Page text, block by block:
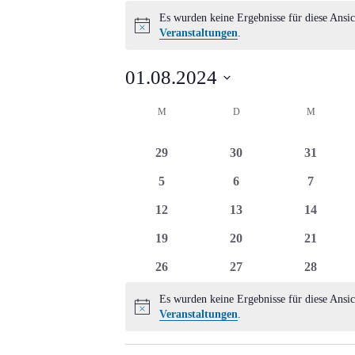
Hinweis
Es wurden keine Ergebnisse für diese
Veranstaltungen.
01.08.2024
Kalender
von
Veranstaltungen
M DDIENSTAG M
0
29
0
30
0
31
0
5
0
6
0
7
0
12
0
13
0
14
0
19
0
20
0
21
0
26
0
27
0
28
Hinweis
Es wurden keine Ergebnisse für diese
Veranstaltungen.